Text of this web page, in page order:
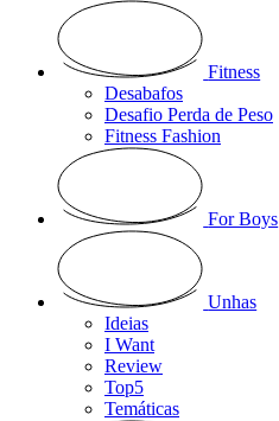
Fitness
Desabafos
Desafio Perda de Peso
Fitness Fashion
For Boys
Unhas
Ideias
I Want
Review
Top5
Temáticas